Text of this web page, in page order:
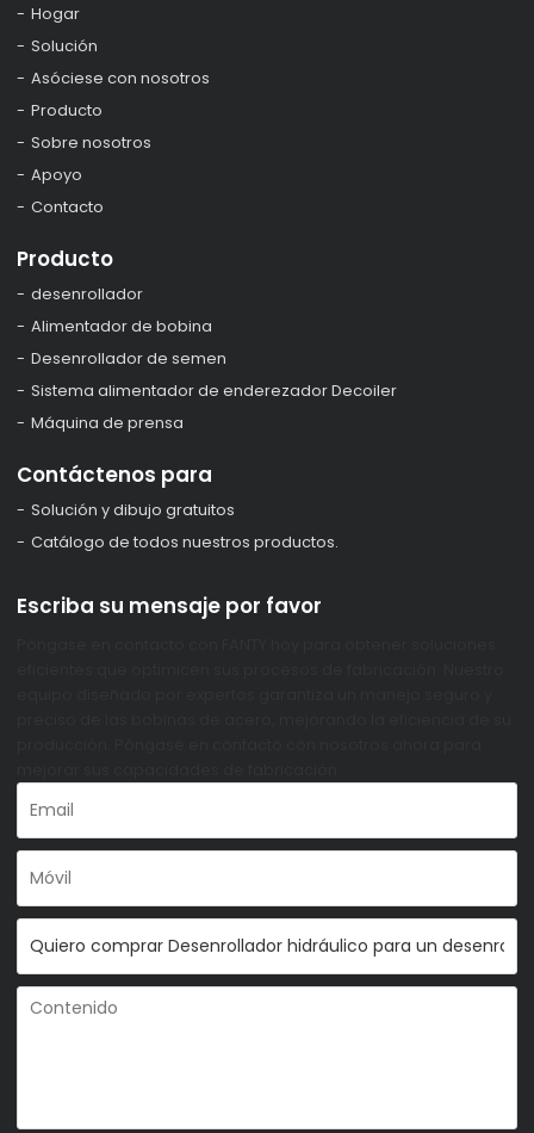
Hogar
Solución
Asóciese con nosotros
Producto
Sobre nosotros
Apoyo
Contacto
Producto
desenrollador
Alimentador de bobina
Desenrollador de semen
Sistema alimentador de enderezador Decoiler
Máquina de prensa
Contáctenos para
Solución y dibujo gratuitos
Catálogo de todos nuestros productos.
Escriba su mensaje por favor